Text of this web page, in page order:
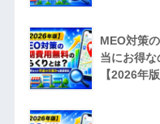
MEO対策
当にお得
【2026年版